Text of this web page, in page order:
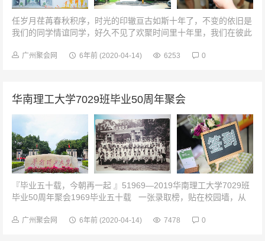
任岁月荏苒春秋积序，时光的印辙亘古如斯十年了，不变的依旧是
我们的同学情谊同学，好久不见了欢聚时间里十年里，我们在彼此
一晃而过，十年如一日容颜如...
广州聚会网 6年前 (2020-04-14) 6253 0
华南理工大学7029班毕业50周年聚会
『毕业五十载，今朝再一起 』51969—2019华南理工大学7029班
毕业50周年聚会1969毕业五十载 一张录取榜，贴在校园墙，从
广州聚会网 6年前 (2020-04-14) 7478 0